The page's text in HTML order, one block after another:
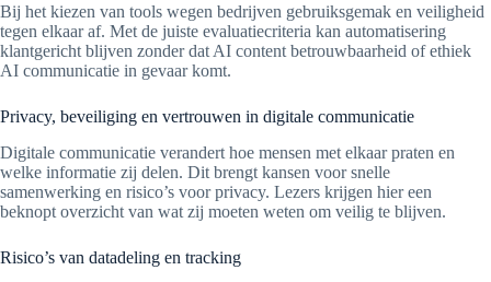
Bij het kiezen van tools wegen bedrijven gebruiksgemak en veiligheid
tegen elkaar af. Met de juiste evaluatiecriteria kan automatisering
klantgericht blijven zonder dat AI content betrouwbaarheid of ethiek
AI communicatie in gevaar komt.
Privacy, beveiliging en vertrouwen in digitale communicatie
Digitale communicatie verandert hoe mensen met elkaar praten en
welke informatie zij delen. Dit brengt kansen voor snelle
samenwerking en risico’s voor privacy. Lezers krijgen hier een
beknopt overzicht van wat zij moeten weten om veilig te blijven.
Risico’s van datadeling en tracking